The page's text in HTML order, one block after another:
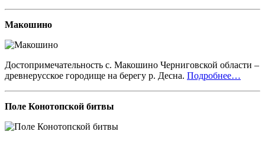
Макошино
Достопримечательность с. Макошино Черниговской области –
древнерусское городище на берегу р. Десна. Подробнее…
Поле Конотопской битвы